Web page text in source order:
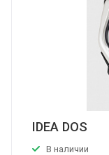
IDEA DOS
В наличии